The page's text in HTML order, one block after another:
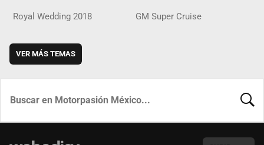
Royal Wedding 2018 GM Super Cruise
VER MÁS TEMAS